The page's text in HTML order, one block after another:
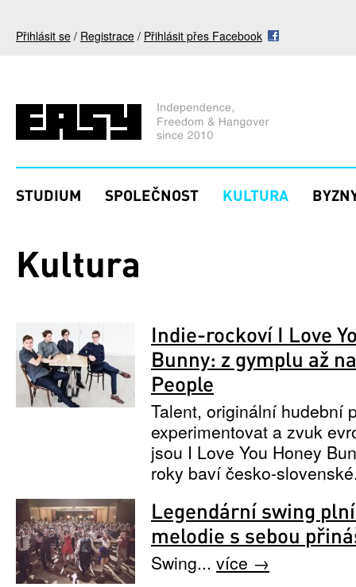
Přihlásit se / Registrace / Přihlásit přes Facebook
STUDIUM SPOLEČNOST KULTURA
Kultura
Indie-rockoví I Love
Bunny: z gymplu až
People
Talent, originální hudební
experimentovat a zvuk
jsou I Love You Honey
roky baví česko-
Legendární swing
melodie s sebou
Swing... více →